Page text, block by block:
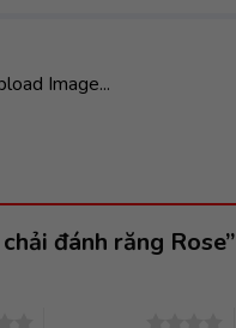
Image...
đánh răng Rose”